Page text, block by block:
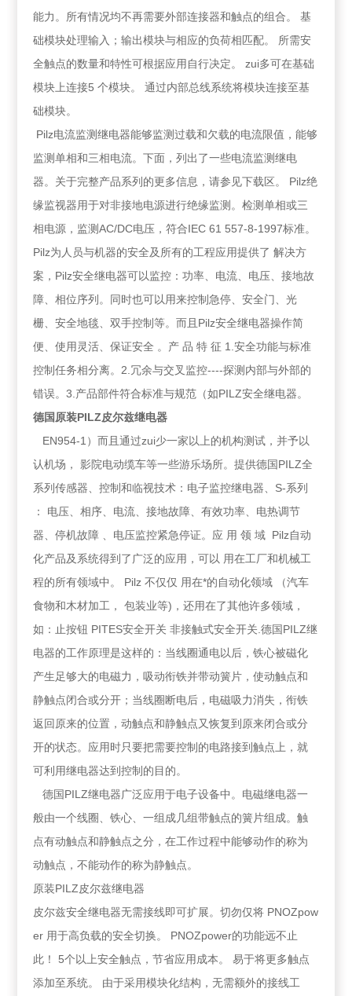
能力。所有情况均不再需要外部连接器和触点的组合。 基
础模块处理输入；输出模块与相应的负荷相匹配。 所需安
全触点的数量和特性可根据应用自行决定。 zui多可在基础
模块上连接5 个模块。 通过内部总线系统将模块连接至基
础模块。
Pilz电流监测继电器能够监测过载和欠载的电流限值，能够
监测单相和三相电流。下面，列出了一些电流监测继电
器。关于完整产品系列的更多信息，请参见下载区。 Pilz绝
缘监视器用于对非接地电源进行绝缘监测。检测单相或三
相电源，监测AC/DC电压，符合IEC 61 557-8-1997标准。
Pilz为人员与机器的安全及所有的工程应用提供了 解决方
案，Pilz安全继电器可以监控：功率、电流、电压、接地故
障、相位序列。同时也可以用来控制急停、安全门、光
栅、安全地毯、双手控制等。而且Pilz安全继电器操作简
便、使用灵活、保证安全 。产 品 特 征 1.安全功能与标准
控制任务相分离。2.冗余与交叉监控----探测内部与外部的
错误。3.产品部件符合标准与规范（如PILZ安全继电器。
德国原装PILZ皮尔兹继电器
EN954-1）而且通过zui少一家以上的机构测试，并予以
认机场， 影院电动缆车等一些游乐场所。提供德国PILZ全
系列传感器、控制和临视技术：电子监控继电器、S-系列
： 电压、相序、电流、接地故障、有效功率、电热调节
器、停机故障 、电压监控紧急停证。应 用 领 域 Pilz自动
化产品及系统得到了广泛的应用，可以 用在工厂和机械工
程的所有领域中。 Pilz 不仅仅 用在*的自动化领域 （汽车
食物和木材加工， 包装业等)，还用在了其他许多领域，
如：止按钮 PITES安全开关 非接触式安全开关.德国PILZ继
电器的工作原理是这样的：当线圈通电以后，铁心被磁化
产生足够大的电磁力，吸动衔铁并带动簧片，使动触点和
静触点闭合或分开；当线圈断电后，电磁吸力消失，衔铁
返回原来的位置，动触点和静触点又恢复到原来闭合或分
开的状态。应用时只要把需要控制的电路接到触点上，就
可利用继电器达到控制的目的。
德国PILZ继电器广泛应用于电子设备中。电磁继电器一
般由一个线圈、铁心、一组成几组带触点的簧片组成。触
点有动触点和静触点之分，在工作过程中能够动作的称为
动触点，不能动作的称为静触点。
原装PILZ皮尔兹继电器
皮尔兹安全继电器无需接线即可扩展。切勿仅将 PNOZpow
er 用于高负载的安全切换。 PNOZpower的功能远不止
此！ 5个以上安全触点，节省应用成本。 易于将更多触点
添加至系统。 由于采用模块化结构，无需额外的接线工